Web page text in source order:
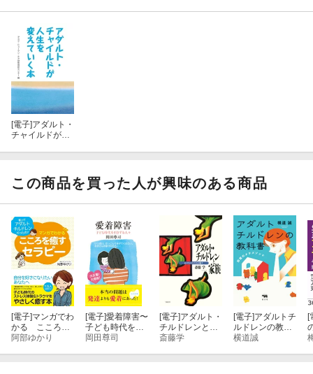
9.私自身を生きる（自分の感情とニーズ・欲求に気づく作業）
10.自分を育てる（人生のプロセスに歩みだす）
[電子]アダルト・
チャイルドが人
この商品を買った人が興味のある商品
[電子]マンガでわ
かる こころを
癒すセラピー
阿部ゆかり
[電子]愛着障害〜
子ども時代を引
きずる人々〜
岡田尊司
[電子]アダルト・
チルドレンと家
族
斎藤学
[電子]アダルトチ
ルドレンの教科
書
横道誠
[